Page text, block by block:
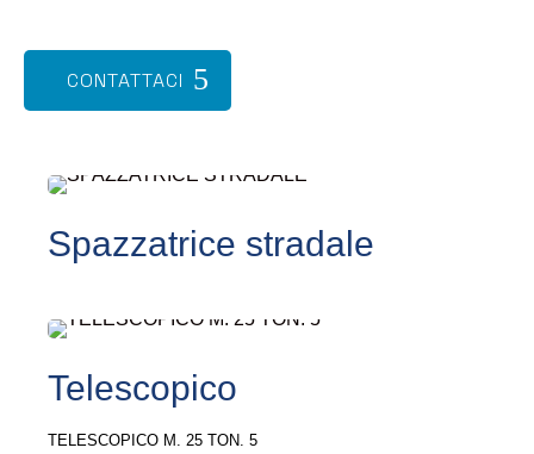
CONTATTACI
Spazzatrice stradale
Telescopico
TELESCOPICO M. 25 TON. 5